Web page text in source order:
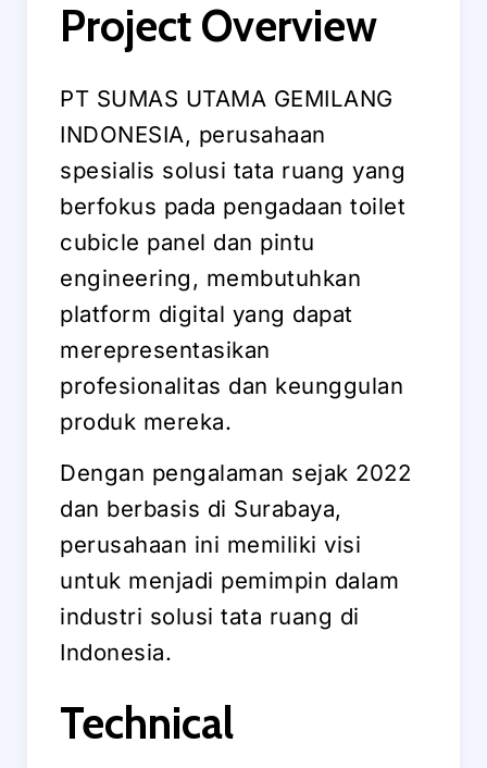
Project Overview
PT SUMAS UTAMA GEMILANG
INDONESIA, perusahaan
spesialis solusi tata ruang yang
berfokus pada pengadaan toilet
cubicle panel dan pintu
engineering, membutuhkan
platform digital yang dapat
merepresentasikan
profesionalitas dan keunggulan
produk mereka.
Dengan pengalaman sejak 2022
dan berbasis di Surabaya,
perusahaan ini memiliki visi
untuk menjadi pemimpin dalam
industri solusi tata ruang di
Indonesia.
Technical